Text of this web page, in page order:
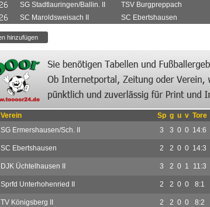
SG Stadtlauringen/Ballin. II
TSV Burgpreppach
SC Maroldsweisach II
SC Ebertshausen
Verein Sp g u v Tore
SG Ermershausen/Sch. II 3 3 0 0 14:6
SC Ebertshausen 2 2 0 0 14:3
DJK Üchtelhausen II 3 2 0 1 11:3
Sprfd Unterhohenried II 2 2 0 0 8:1
TV Königsberg II 2 2 0 0 8:2